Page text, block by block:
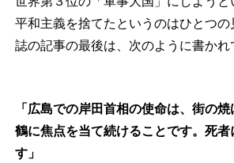
平和主義を捨てたというのはひとつの
誌の記事の最後は、次のように書かれ
「 広島での岸田首相の使命は、街の焼
鶴に焦点を当て続けることです。死
す」